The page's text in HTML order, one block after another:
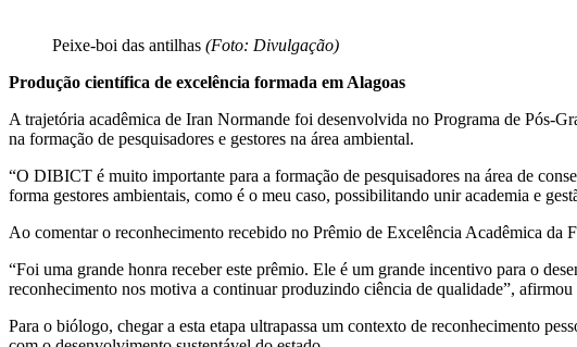
Peixe-boi das antilhas (Foto: Divulgação)
Produção científica de excelência formada em Alagoas
A trajetória acadêmica de Iran Normande foi desenvolvida no Programa de Pós-
na formação de pesquisadores e gestores na área ambiental.
“O DIBICT é muito importante para a formação de pesquisadores na área de
forma gestores ambientais, como é o meu caso, possibilitando unir academia e
Ao comentar o reconhecimento recebido no Prêmio de Excelência Acadêmica da
“Foi uma grande honra receber este prêmio. Ele é um grande incentivo para o
reconhecimento nos motiva a continuar produzindo ciência de qualidade”, afirmou
Para o biólogo, chegar a esta etapa ultrapassa um contexto de reconhecimento